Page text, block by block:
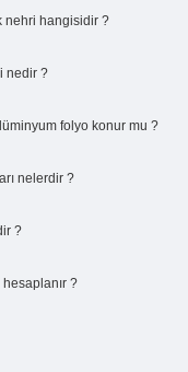
nehri hangisidir ?
nedir ?
folyo konur mu ?
nelerdir ?
?
hesaplanır ?